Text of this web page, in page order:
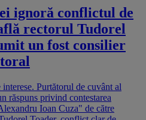
ignoră conflictul de
rectorul Tudorel
un fost consilier
Purtătorul de cuvânt al
răspuns privind contestarea
Ioan Cuza" de către